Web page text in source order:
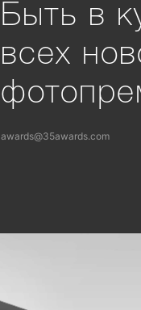
Быть в
всех
awards@35awards.com